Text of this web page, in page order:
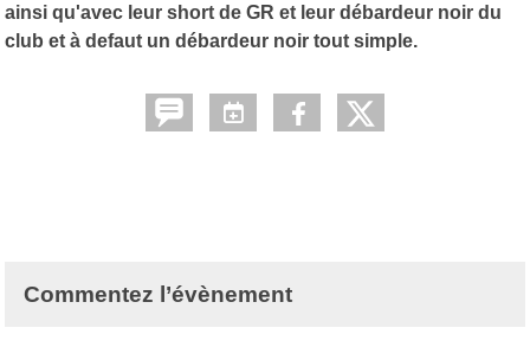
ainsi qu'avec leur short de GR et leur débardeur noir du
club et à defaut un débardeur noir tout simple.
Commentez l’évènement